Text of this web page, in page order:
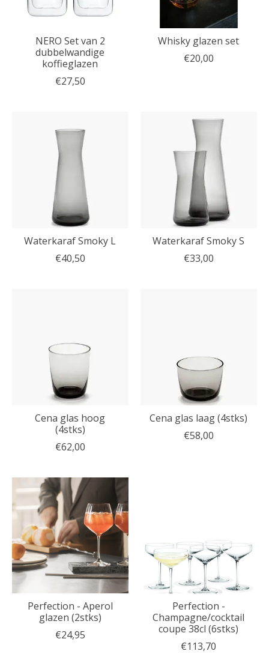
NERO Set van 2
dubbelwandige
koffieglazen
€27,50
Whisky glazen set
€20,00
Waterkaraf Smoky L
€40,50
Waterkaraf Smoky S
€33,00
Cena glas hoog
(4stks)
€62,00
Cena glas laag (4stks)
€58,00
Perfection - Aperol
glazen (2stks)
€24,95
Perfection -
Champagne/cocktail
coupe 38cl (6stks)
€113,70